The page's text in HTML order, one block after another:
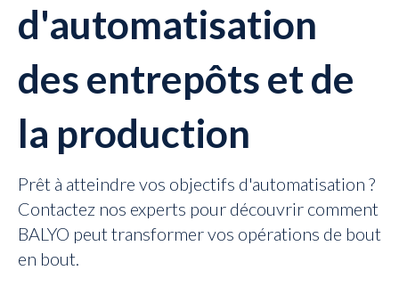
d'automatisation
des entrepôts et de
la production
Prêt à atteindre vos objectifs d'automatisation ?
Contactez nos experts pour découvrir comment
BALYO peut transformer vos opérations de bout
en bout.